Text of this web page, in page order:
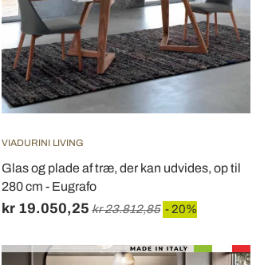
VIADURINI LIVING
Glas og plade af træ, der kan udvides, op til
280 cm - Eugrafo
kr 19.050,25 kr 23.812,85 - 20%